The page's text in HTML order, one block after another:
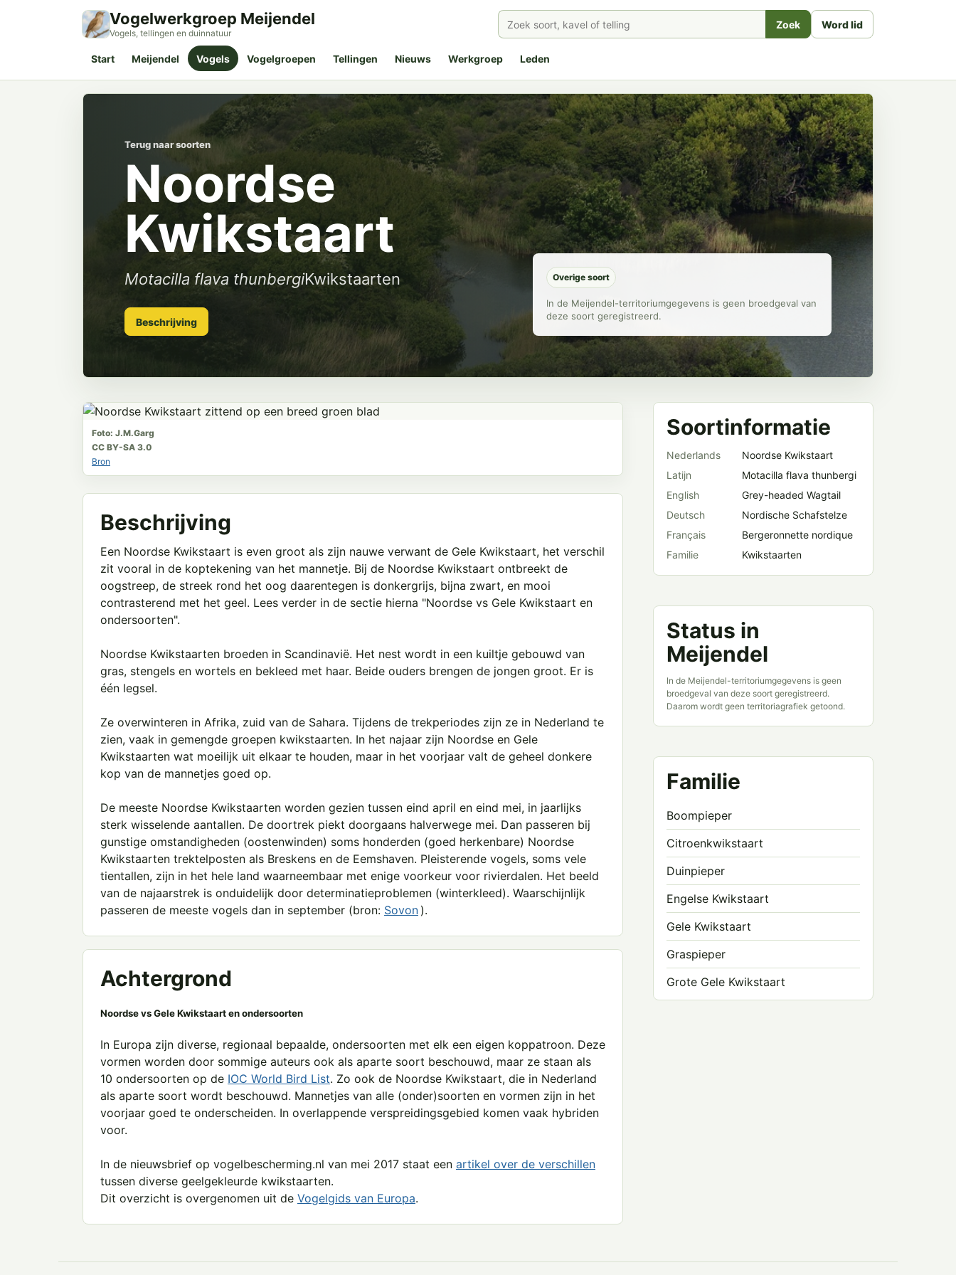
Vogelwerkgroep Meijendel
Vogels, tellingen en duinnatuur
Zoek Word lid
Start Meijendel Vogels Vogelgroepen Tellingen Nieuws Werkgroep Leden
Terug naar soorten
Noordse
Kwikstaart
Motacilla flava thunbergiKwikstaarten
Beschrijving
Overige soort
In de Meijendel-territoriumgegevens is geen broedgeval van
deze soort geregistreerd.
Foto: J.M.Garg
CC BY-SA 3.0
Bron
Beschrijving
Een Noordse Kwikstaart is even groot als zijn nauwe verwant de Gele Kwikstaart, het verschil
zit vooral in de koptekening van het mannetje. Bij de Noordse Kwikstaart ontbreekt de
oogstreep, de streek rond het oog daarentegen is donkergrijs, bijna zwart, en mooi
contrasterend met het geel. Lees verder in de sectie hierna "Noordse vs Gele Kwikstaart en
ondersoorten".
Noordse Kwikstaarten broeden in Scandinavië. Het nest wordt in een kuiltje gebouwd van
gras, stengels en wortels en bekleed met haar. Beide ouders brengen de jongen groot. Er is
één legsel.
Ze overwinteren in Afrika, zuid van de Sahara. Tijdens de trekperiodes zijn ze in Nederland te
zien, vaak in gemengde groepen kwikstaarten. In het najaar zijn Noordse en Gele
Kwikstaarten wat moeilijk uit elkaar te houden, maar in het voorjaar valt de geheel donkere
kop van de mannetjes goed op.
De meeste Noordse Kwikstaarten worden gezien tussen eind april en eind mei, in jaarlijks
sterk wisselende aantallen. De doortrek piekt doorgaans halverwege mei. Dan passeren bij
gunstige omstandigheden (oostenwinden) soms honderden (goed herkenbare) Noordse
Kwikstaarten trektelposten als Breskens en de Eemshaven. Pleisterende vogels, soms vele
tientallen, zijn in het hele land waarneembaar met enige voorkeur voor rivierdalen. Het beeld
van de najaarstrek is onduidelijk door determinatieproblemen (winterkleed). Waarschijnlijk
passeren de meeste vogels dan in september (bron: Sovon ).
Achtergrond
Noordse vs Gele Kwikstaart en ondersoorten
In Europa zijn diverse, regionaal bepaalde, ondersoorten met elk een eigen koppatroon. Deze
vormen worden door sommige auteurs ook als aparte soort beschouwd, maar ze staan als
10 ondersoorten op de IOC World Bird List. Zo ook de Noordse Kwikstaart, die in Nederland
als aparte soort wordt beschouwd. Mannetjes van alle (onder)soorten en vormen zijn in het
voorjaar goed te onderscheiden. In overlappende verspreidingsgebied komen vaak hybriden
voor.
In de nieuwsbrief op vogelbescherming.nl van mei 2017 staat een artikel over de verschillen
tussen diverse geelgekleurde kwikstaarten.
Dit overzicht is overgenomen uit de Vogelgids van Europa.
Soortinformatie
Nederlands
Noordse Kwikstaart
Latijn
Motacilla flava thunbergi
English
Grey-headed Wagtail
Deutsch
Nordische Schafstelze
Français
Bergeronnette nordique
Familie
Kwikstaarten
Status in
Meijendel
In de Meijendel-territoriumgegevens is geen
broedgeval van deze soort geregistreerd.
Daarom wordt geen territoriagrafiek getoond.
Familie
Boompieper
Citroenkwikstaart
Duinpieper
Engelse Kwikstaart
Gele Kwikstaart
Graspieper
Grote Gele Kwikstaart